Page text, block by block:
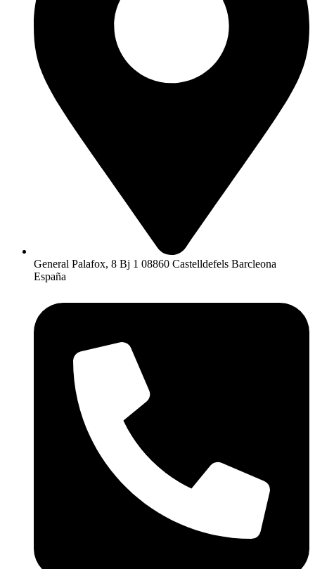
General Palafox, 8 Bj 1 08860 Castelldefels Barcleona
España